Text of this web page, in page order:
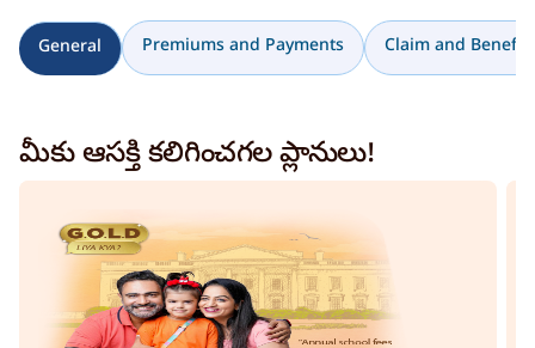
General Premiums and Payments Claim and
మీకు ఆసక్తి కలిగించగల ప్లానులు!